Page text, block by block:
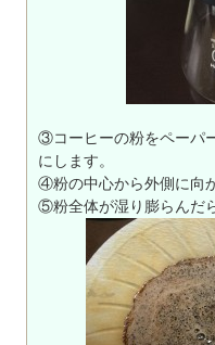
③コーヒーの粉をペーパ
にします。
④粉の中心から外側に向
⑤粉全体が湿り膨らんだ